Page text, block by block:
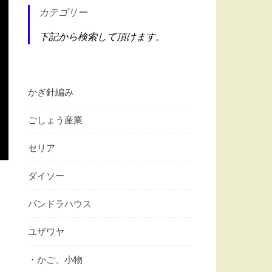
カテゴリー
下記から検索して頂けます。
かぎ針編み
ごしょう産業
セリア
ダイソー
パンドラハウス
ユザワヤ
・かご、小物